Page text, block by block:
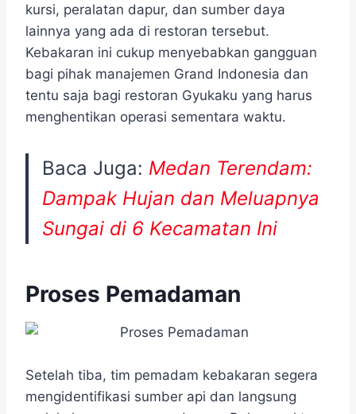
kursi, peralatan dapur, dan sumber daya
lainnya yang ada di restoran tersebut.
Kebakaran ini cukup menyebabkan gangguan
bagi pihak manajemen Grand Indonesia dan
tentu saja bagi restoran Gyukaku yang harus
menghentikan operasi sementara waktu.
Baca Juga: Medan Terendam:
Dampak Hujan dan Meluapnya
Sungai di 6 Kecamatan Ini
Proses Pemadaman
Setelah tiba, tim pemadam kebakaran segera
mengidentifikasi sumber api dan langsung